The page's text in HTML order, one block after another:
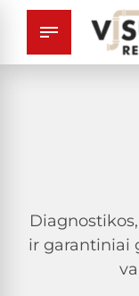
ir garantiniai